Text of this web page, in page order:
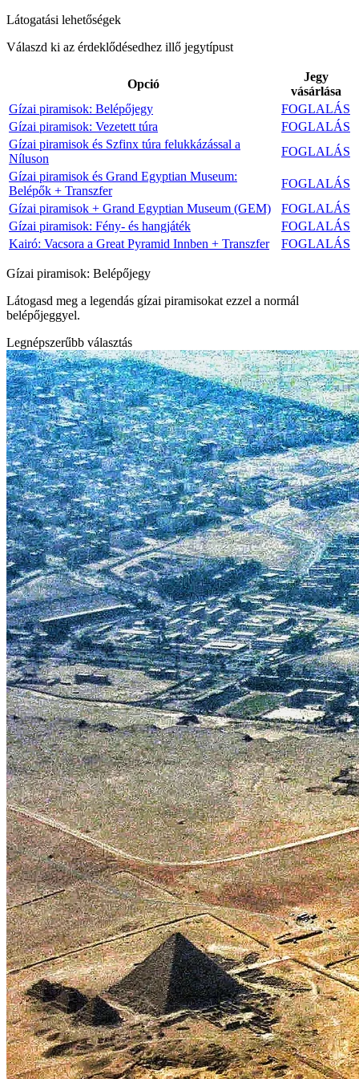
Látogatási lehetőségek
Válaszd ki az érdeklődésedhez illő jegytípust
Opció
Jegy
vásárlása
Gízai piramisok: Belépőjegy
FOGLALÁS
Gízai piramisok: Vezetett túra
FOGLALÁS
Gízai piramisok és Szfinx túra felukkázással a
Níluson
FOGLALÁS
Gízai piramisok és Grand Egyptian Museum:
Belépők + Transzfer
FOGLALÁS
Gízai piramisok + Grand Egyptian Museum (GEM)
FOGLALÁS
Gízai piramisok: Fény- és hangjáték
FOGLALÁS
Kairó: Vacsora a Great Pyramid Innben + Transzfer
FOGLALÁS
Gízai piramisok: Belépőjegy
Látogasd meg a legendás gízai piramisokat ezzel a normál
belépőjeggyel.
Legnépszerűbb választás